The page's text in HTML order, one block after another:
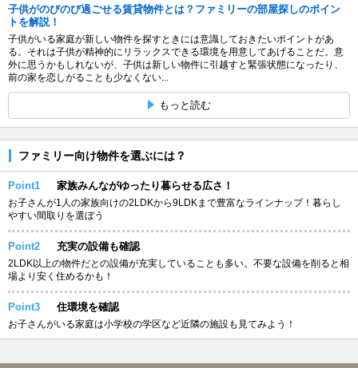
子供がのびのび過ごせる賃貸物件とは？ファミリーの部屋探しのポイン
トを解説！
子供がいる家庭が新しい物件を探すときには意識しておきたいポイントがあ
る。それは子供が精神的にリラックスできる環境を用意してあげることだ。意
外に思うかもしれないが、子供は新しい物件に引越すと緊張状態になったり、
前の家を恋しがることも少なくない...
もっと読む
ファミリー向け物件を選ぶには？
Point1 家族みんながゆったり暮らせる広さ！
お子さんが1人の家族向けの2LDKから9LDKまで豊富なラインナップ！暮らし
やすい間取りを選ぼう
Point2 充実の設備も確認
2LDK以上の物件だとの設備が充実していることも多い。不要な設備を削ると相
場より安く住めるかも！
Point3 住環境を確認
お子さんがいる家庭は小学校の学区など近隣の施設も見てみよう！